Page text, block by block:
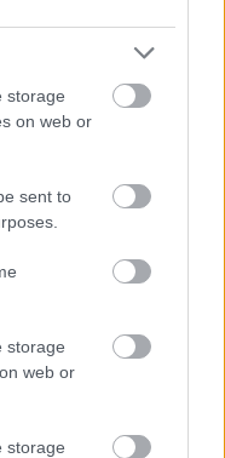
storage
on web or
sent to
storage
web or
storage
is helyet
az upstream
integrációs
incidens során
250 millió
sosem hallott,
Valaki úgy
még soha...